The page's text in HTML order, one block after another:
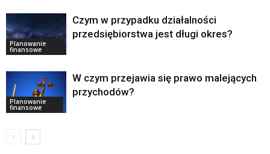
Planowanie
finansowe
Czym w przypadku działalności
przedsiębiorstwa jest długi okres?
Planowanie
finansowe
W czym przejawia się prawo malejących
przychodów?